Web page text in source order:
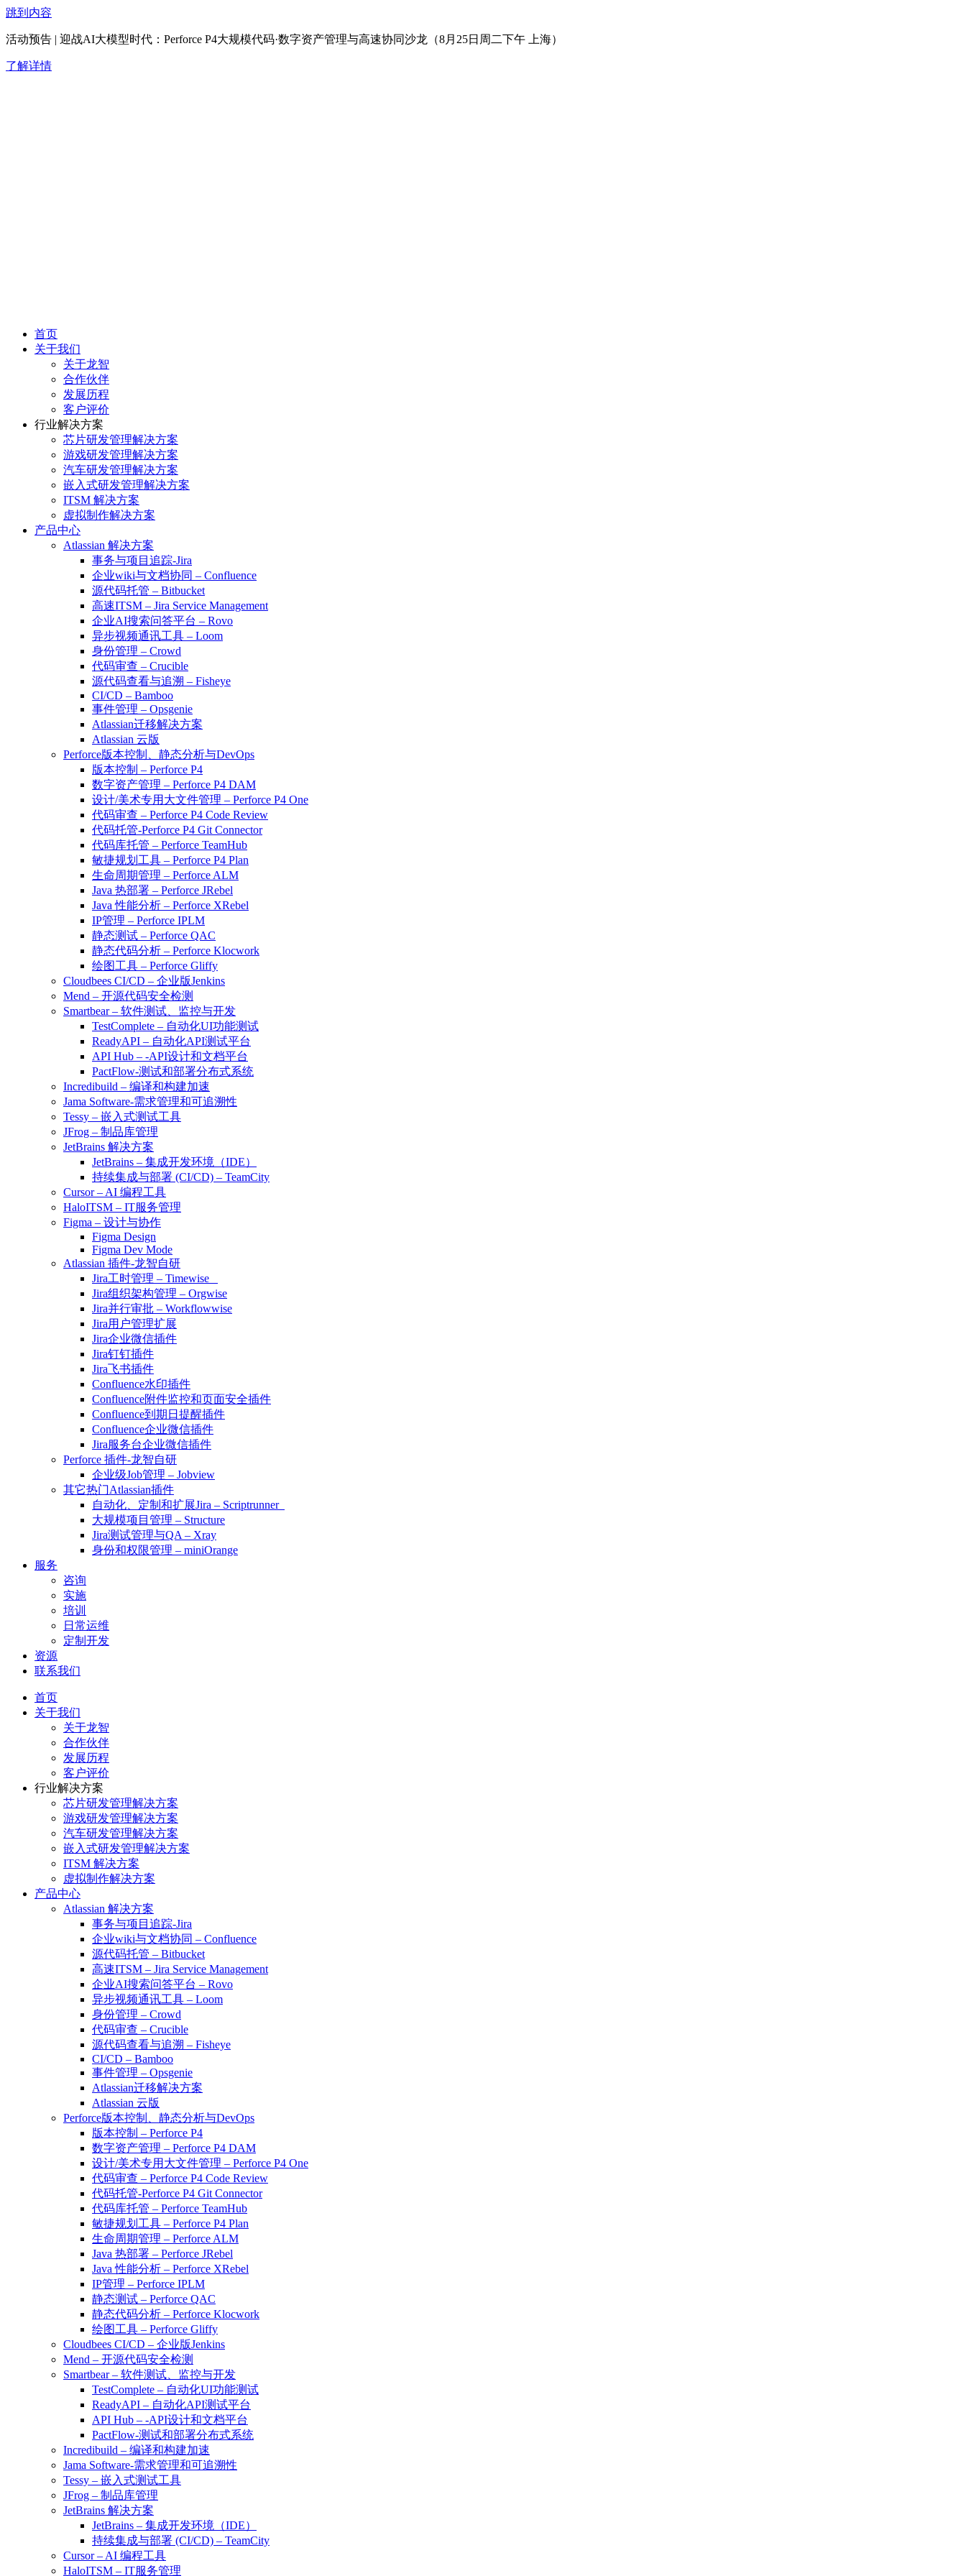
跳到内容
活动预告 | 迎战AI大模型时代：Perforce P4大规模代码·数字资产管理与高速协同沙龙（8月25日周二下午 上海）
了解详情
首页
关于我们
关于龙智
合作伙伴
发展历程
客户评价
行业解决方案
芯片研发管理解决方案
游戏研发管理解决方案
汽车研发管理解决方案
嵌入式研发管理解决方案
ITSM 解决方案
虚拟制作解决方案
产品中心
Atlassian 解决方案
事务与项目追踪-Jira
企业wiki与文档协同 – Confluence
源代码托管 – Bitbucket
高速ITSM – Jira Service Management
企业AI搜索问答平台 – Rovo
异步视频通讯工具 – Loom
身份管理 – Crowd
代码审查 – Crucible
源代码查看与追溯 – Fisheye
CI/CD – Bamboo
事件管理 – Opsgenie
Atlassian迁移解决方案
Atlassian 云版
Perforce版本控制、静态分析与DevOps
版本控制 – Perforce P4
数字资产管理 – Perforce P4 DAM
设计/美术专用大文件管理 – Perforce P4 One
代码审查 – Perforce P4 Code Review
代码托管-Perforce P4 Git Connector
代码库托管 – Perforce TeamHub
敏捷规划工具 – Perforce P4 Plan
生命周期管理 – Perforce ALM
Java 热部署 – Perforce JRebel
Java 性能分析 – Perforce XRebel
IP管理 – Perforce IPLM
静态测试 – Perforce QAC
静态代码分析 – Perforce Klocwork
绘图工具 – Perforce Gliffy
Cloudbees CI/CD – 企业版Jenkins
Mend – 开源代码安全检测
Smartbear – 软件测试、监控与开发
TestComplete – 自动化UI功能测试
ReadyAPI – 自动化API测试平台
API Hub – -API设计和文档平台
PactFlow-测试和部署分布式系统
Incredibuild – 编译和构建加速
Jama Software-需求管理和可追溯性
Tessy – 嵌入式测试工具
JFrog – 制品库管理
JetBrains 解决方案
JetBrains – 集成开发环境（IDE）
持续集成与部署 (CI/CD) – TeamCity
Cursor – AI 编程工具
HaloITSM – IT服务管理
Figma – 设计与协作
Figma Design
Figma Dev Mode
Atlassian 插件-龙智自研
Jira工时管理 – Timewise
Jira组织架构管理 – Orgwise
Jira并行审批 – Workflowwise
Jira用户管理扩展
Jira企业微信插件
Jira钉钉插件
Jira飞书插件
Confluence水印插件
Confluence附件监控和页面安全插件
Confluence到期日提醒插件
Confluence企业微信插件
Jira服务台企业微信插件
Perforce 插件-龙智自研
企业级Job管理 – Jobview
其它热门Atlassian插件
自动化、定制和扩展Jira – Scriptrunner
大规模项目管理 – Structure
Jira测试管理与QA – Xray
身份和权限管理 – miniOrange
服务
咨询
实施
培训
日常运维
定制开发
资源
联系我们
首页
关于我们
关于龙智
合作伙伴
发展历程
客户评价
行业解决方案
芯片研发管理解决方案
游戏研发管理解决方案
汽车研发管理解决方案
嵌入式研发管理解决方案
ITSM 解决方案
虚拟制作解决方案
产品中心
Atlassian 解决方案
事务与项目追踪-Jira
企业wiki与文档协同 – Confluence
源代码托管 – Bitbucket
高速ITSM – Jira Service Management
企业AI搜索问答平台 – Rovo
异步视频通讯工具 – Loom
身份管理 – Crowd
代码审查 – Crucible
源代码查看与追溯 – Fisheye
CI/CD – Bamboo
事件管理 – Opsgenie
Atlassian迁移解决方案
Atlassian 云版
Perforce版本控制、静态分析与DevOps
版本控制 – Perforce P4
数字资产管理 – Perforce P4 DAM
设计/美术专用大文件管理 – Perforce P4 One
代码审查 – Perforce P4 Code Review
代码托管-Perforce P4 Git Connector
代码库托管 – Perforce TeamHub
敏捷规划工具 – Perforce P4 Plan
生命周期管理 – Perforce ALM
Java 热部署 – Perforce JRebel
Java 性能分析 – Perforce XRebel
IP管理 – Perforce IPLM
静态测试 – Perforce QAC
静态代码分析 – Perforce Klocwork
绘图工具 – Perforce Gliffy
Cloudbees CI/CD – 企业版Jenkins
Mend – 开源代码安全检测
Smartbear – 软件测试、监控与开发
TestComplete – 自动化UI功能测试
ReadyAPI – 自动化API测试平台
API Hub – -API设计和文档平台
PactFlow-测试和部署分布式系统
Incredibuild – 编译和构建加速
Jama Software-需求管理和可追溯性
Tessy – 嵌入式测试工具
JFrog – 制品库管理
JetBrains 解决方案
JetBrains – 集成开发环境（IDE）
持续集成与部署 (CI/CD) – TeamCity
Cursor – AI 编程工具
HaloITSM – IT服务管理